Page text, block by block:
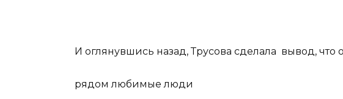
И оглянувшись назад, Трусова сделала вывод, что
рядом любимые люди